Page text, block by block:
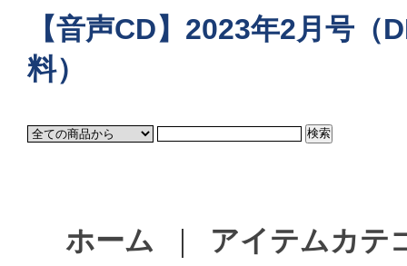
【音声CD】2023年2月号（
料）
ホーム アイテムカテ